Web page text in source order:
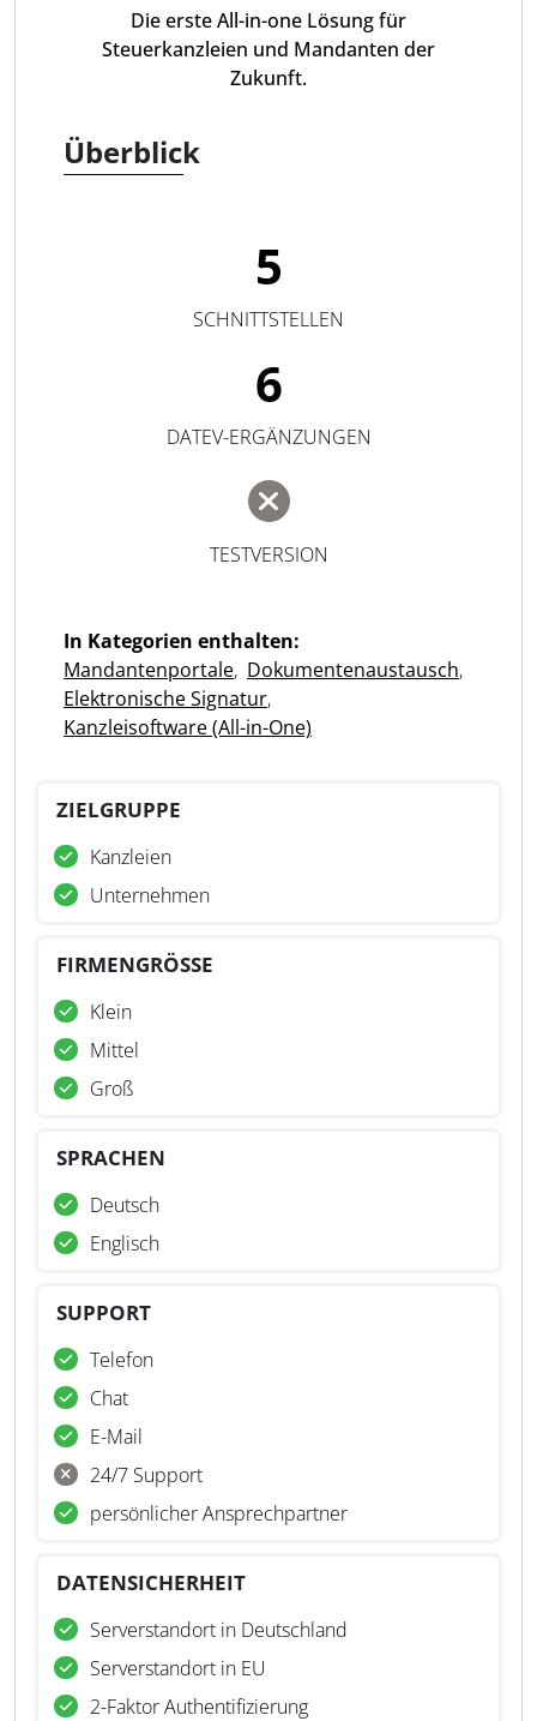
Die erste All-in-one Lösung für
Steuerkanzleien und Mandanten der
Zukunft.
Überblick
5
SCHNITTSTELLEN
6
DATEV-ERGÄNZUNGEN
TESTVERSION
In Kategorien enthalten:
Mandantenportale, Dokumentenaustausch,
Elektronische Signatur,
Kanzleisoftware (All-in-One)
ZIELGRUPPE
Kanzleien
Unternehmen
FIRMENGRÖSSE
Klein
Mittel
Groß
SPRACHEN
Deutsch
Englisch
SUPPORT
Telefon
Chat
E-Mail
24/7 Support
persönlicher Ansprechpartner
DATENSICHERHEIT
Serverstandort in Deutschland
Serverstandort in EU
2-Faktor Authentifizierung